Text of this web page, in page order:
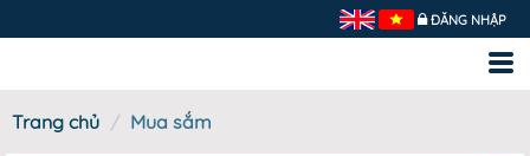
ĐĂNG NHẬP
Trang chủ Mua sắm